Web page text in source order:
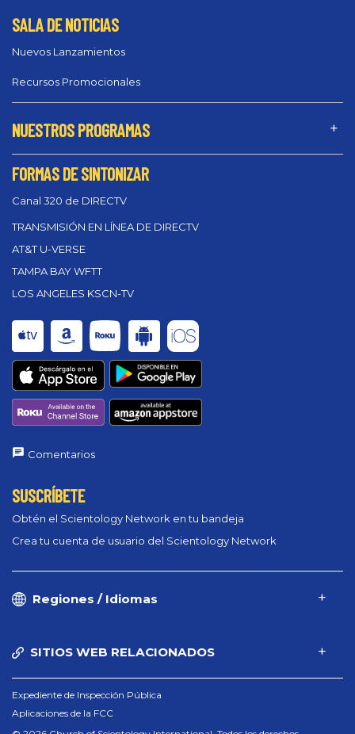
SALA DE NOTICIAS
Nuevos Lanzamientos
Recursos Promocionales
NUESTROS PROGRAMAS
FORMAS DE SINTONIZAR
Canal 320 de DIRECTV
TRANSMISIÓN EN LÍNEA DE DIRECTV
AT&T U-VERSE
TAMPA BAY WFTT
LOS ANGELES KSCN-TV
Comentarios
SUSCRÍBETE
Obtén el Scientology Network en tu bandeja
Crea tu cuenta de usuario del Scientology Network
Regiones / Idiomas
SITIOS WEB RELACIONADOS
Expediente de Inspección Pública
Aplicaciones de la FCC